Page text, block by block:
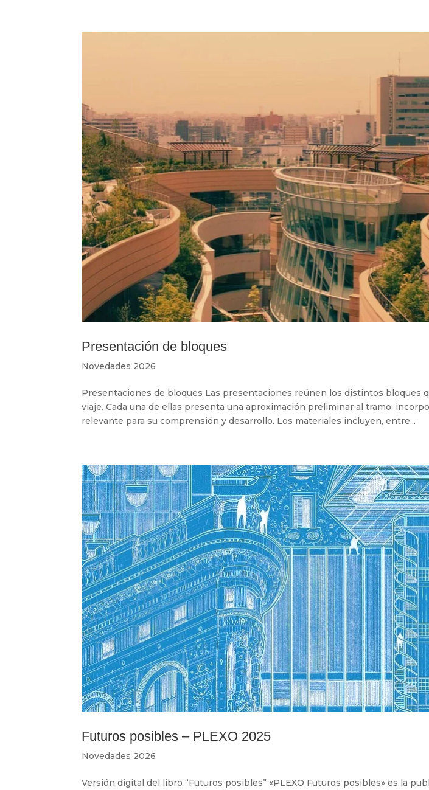
Presentación de bloques
Novedades 2026
Presentaciones de bloques Las presentaciones reúnen los distintos bloques
viaje. Cada una de ellas presenta una aproximación preliminar al tramo,
relevante para su comprensión y desarrollo. Los materiales incluyen, entre...
Futuros posibles – PLEXO 2025
Novedades 2026
Versión digital del libro “Futuros posibles” «PLEXO Futuros posibles» es la